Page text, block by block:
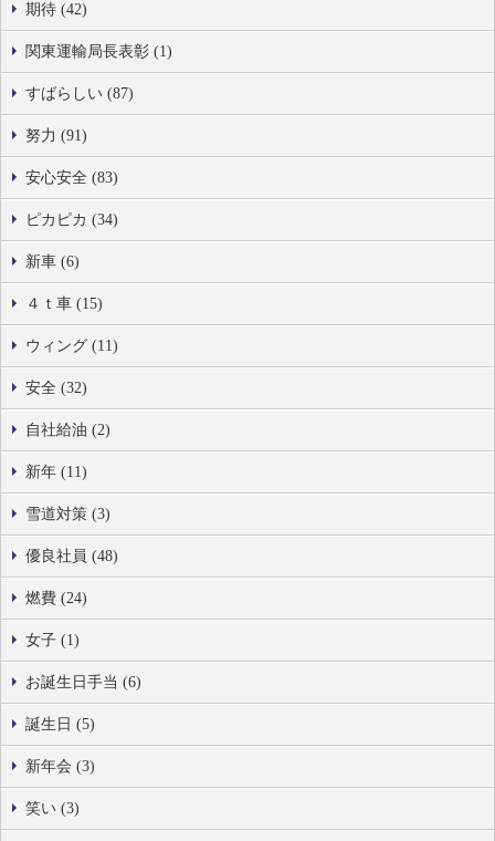
期待 (42)
関東運輸局長表彰 (1)
すばらしい (87)
努力 (91)
安心安全 (83)
ピカピカ (34)
新車 (6)
４ｔ車 (15)
ウィング (11)
安全 (32)
自社給油 (2)
新年 (11)
雪道対策 (3)
優良社員 (48)
燃費 (24)
女子 (1)
お誕生日手当 (6)
誕生日 (5)
新年会 (3)
笑い (3)